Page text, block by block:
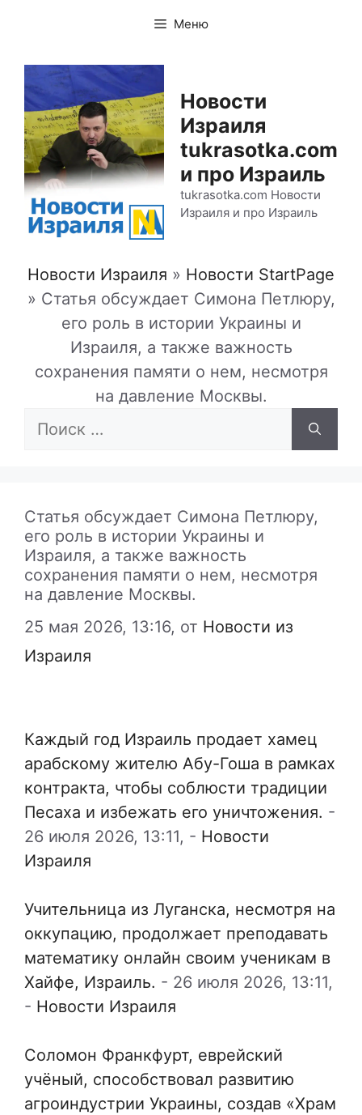
содержимому
Меню
Новости
Израиля
tukrasotka.com
и про Израиль
tukrasotka.com Новости
Израиля и про Израиль
Новости Израиля » Новости StartPage
» Статья обсуждает Симона Петлюру,
его роль в истории Украины и
Израиля, а также важность
сохранения памяти о нем, несмотря
на давление Москвы.
Поиск:
Статья обсуждает Симона Петлюру,
его роль в истории Украины и
Израиля, а также важность
сохранения памяти о нем, несмотря
на давление Москвы.
25 мая 2026, 13:16, от Новости из
Израиля
Каждый год Израиль продает хамец
арабскому жителю Абу-Гоша в рамках
контракта, чтобы соблюсти традиции
Песаха и избежать его уничтожения. -
26 июля 2026, 13:11, - Новости
Израиля
Учительница из Луганска, несмотря на
оккупацию, продолжает преподавать
математику онлайн своим ученикам в
Хайфе, Израиль. - 26 июля 2026, 13:11,
- Новости Израиля
Соломон Франкфурт, еврейский
учёный, способствовал развитию
агроиндустрии Украины, создав «Храм